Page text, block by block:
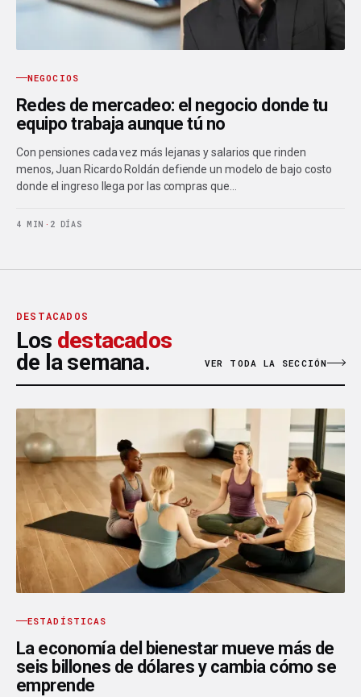
NEGOCIOS
Redes de mercadeo: el negocio donde tu
equipo trabaja aunque tú no
Con pensiones cada vez más lejanas y salarios que rinden
menos, Juan Ricardo Roldán defiende un modelo de bajo costo
donde el ingreso llega por las compras que…
4 MIN · 2 DÍAS
DESTACADOS
Los destacados
de la semana.
VER TODA LA SECCIÓN
ESTADÍSTICAS
La economía del bienestar mueve más de
seis billones de dólares y cambia cómo se
emprende